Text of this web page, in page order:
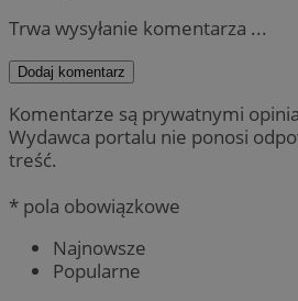
Trwa wysyłanie komentarza ...
Dodaj komentarz
Komentarze są prywatnymi
Wydawca portalu nie ponosi
treść.
* pola obowiązkowe
Najnowsze
Popularne